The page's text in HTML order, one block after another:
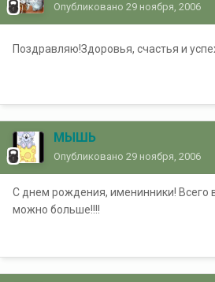
Опубликовано 29 ноября, 2006
Поздравляю!Здоровья, счастья и
МЫШЬ
Опубликовано 29 ноября, 2006
С днем рождения, именинники! Всего
можно больше!!!!